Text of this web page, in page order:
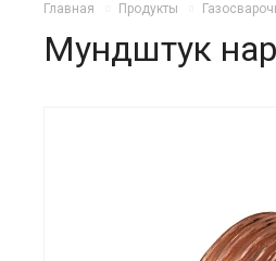
Главная Продукты
Мундштук